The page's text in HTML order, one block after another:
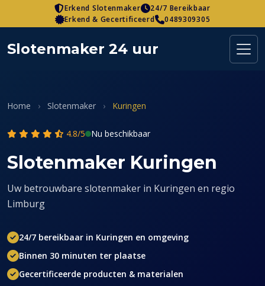
to
content
Erkend Slotenmaker
24/7 Bereikbaar
Erkend & Gecertificeerd
0489309305
Slotenmaker 24 uur
Home › Slotenmaker › Kuringen
4.8/5 Nu beschikbaar
Slotenmaker Kuringen
Uw betrouwbare slotenmaker in Kuringen en regio
Limburg
24/7 bereikbaar in Kuringen en omgeving
Binnen 30 minuten ter plaatse
Gecertificeerde producten & materialen